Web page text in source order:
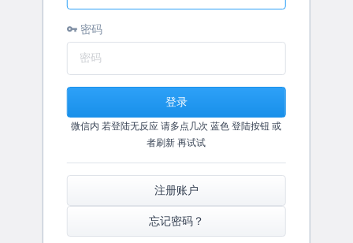
密码
登录
微信内 若登陆无反应 请多点几次 蓝色 登陆按钮 或
者刷新 再试试
注册账户
忘记密码？